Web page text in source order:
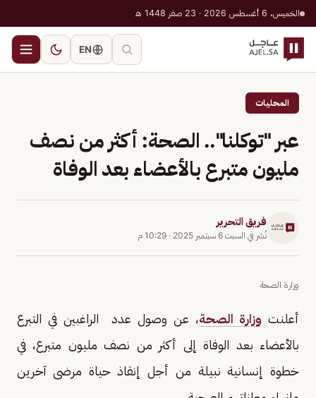
الخميس، 6 أغسطس 2026 · 23 صفر 1448 هـ
EN
المحليات
عبر "توكلنا".. الصحة: أكثر من نصف
مليون متبرع بالأعضاء بعد الوفاة
فريق التحرير
نُشر في السبت 6 سبتمبر 2025 · 10:29 م
وزارة الصحة
أعلنت وزارة الصحة، عن وصول عدد الراغبين في التبرع
بالأعضاء بعد الوفاة إلى أكثر من نصف مليون متبرع، في
خطوة إنسانية نبيلة من أجل إنقاذ حياة مرضى آخرين